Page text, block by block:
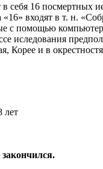
себя 16 посмертных
входят в т. н.
с помощью
иследования
Корее и в
лет